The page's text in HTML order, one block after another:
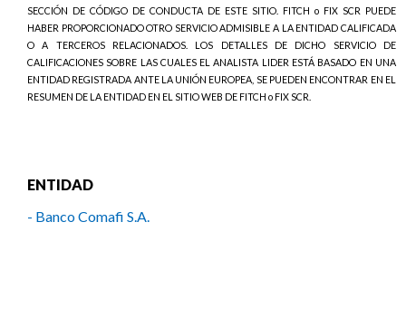
SECCIÓN DE CÓDIGO DE CONDUCTA DE ESTE SITIO. FITCH o FIX SCR PUEDE
HABER PROPORCIONADO OTRO SERVICIO ADMISIBLE A LA ENTIDAD CALIFICADA
O A TERCEROS RELACIONADOS. LOS DETALLES DE DICHO SERVICIO DE
CALIFICACIONES SOBRE LAS CUALES EL ANALISTA LIDER ESTÁ BASADO EN UNA
ENTIDAD REGISTRADA ANTE LA UNIÓN EUROPEA, SE PUEDEN ENCONTRAR EN EL
RESUMEN DE LA ENTIDAD EN EL SITIO WEB DE FITCH o FIX SCR.
ENTIDAD
- Banco Comafi S.A.